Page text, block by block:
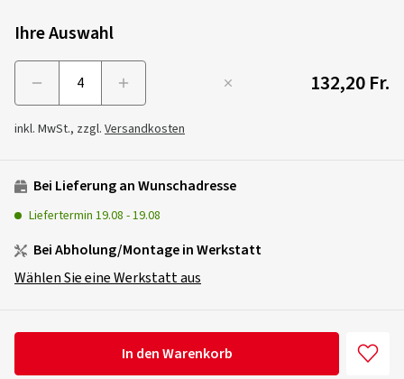
Ihre Auswahl
132,20 Fr.
inkl. MwSt., zzgl. Versandkosten
Bei Lieferung an Wunschadresse
Liefertermin 19.08 -19.08
Bei Abholung/Montage in Werkstatt
Wählen Sie eine Werkstatt aus
In den Warenkorb